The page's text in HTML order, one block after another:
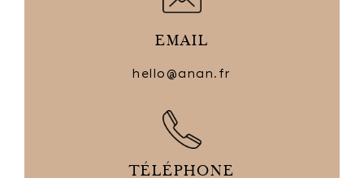
EMAIL
hello@anan.fr
TÉLÉPHONE